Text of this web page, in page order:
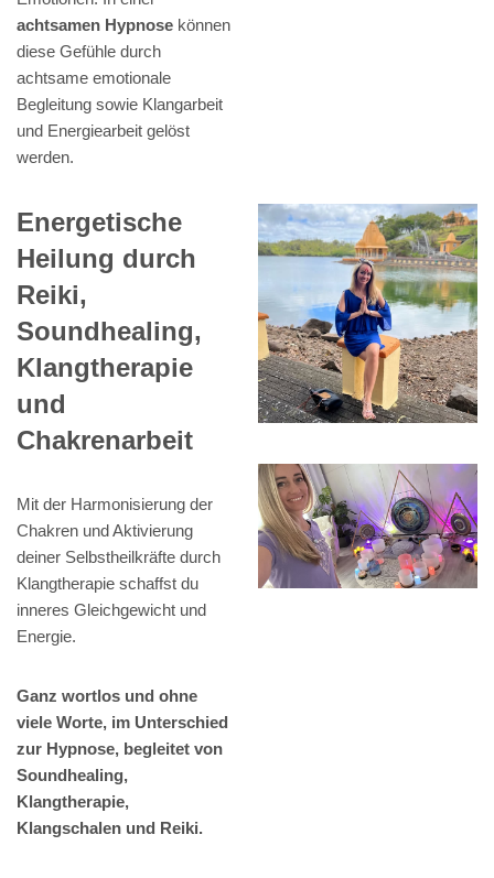
achtsamen Hypnose können
diese Gefühle durch
achtsame emotionale
Begleitung sowie Klangarbeit
und Energiearbeit gelöst
werden.
Energetische
Heilung durch
Reiki,
Soundhealing,
Klangtherapie
und
Chakrenarbeit
Mit der Harmonisierung der
Chakren und Aktivierung
deiner Selbstheilkräfte durch
Klangtherapie schaffst du
inneres Gleichgewicht und
Energie.
Ganz wortlos und ohne
viele Worte, im Unterschied
zur Hypnose, begleitet von
Soundhealing,
Klangtherapie,
Klangschalen und Reiki.